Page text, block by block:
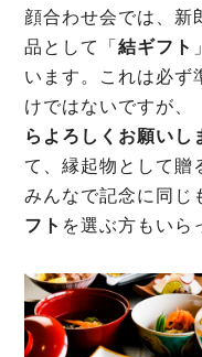
顔合わせ会では、新
品として「結ギフト
います。これは必ず
けではないですが、
らよろしくお願いし
て、縁起物として贈
みんなで記念に同じ
フト を選ぶ方もいら